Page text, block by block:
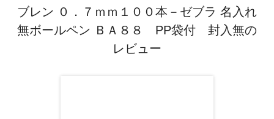
ブレン ０．７ｍｍ１００本－ゼブラ 名入れ
無ボールペン ＢＡ８８ PP袋付 封入無の
レビュー